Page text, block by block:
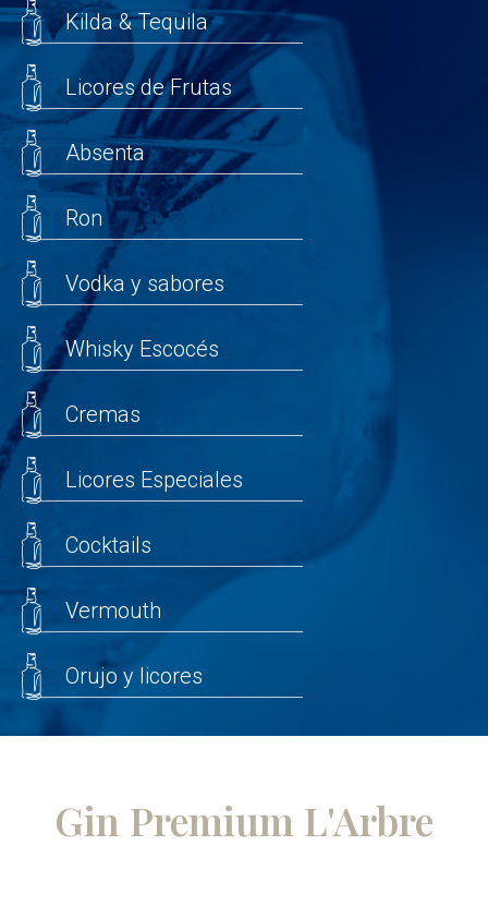
Kilda & Tequila
Licores de Frutas
Absenta
Ron
Vodka y sabores
Whisky Escocés
Cremas
Licores Especiales
Cocktails
Vermouth
Orujo y licores
Gin Premium L'Arbre